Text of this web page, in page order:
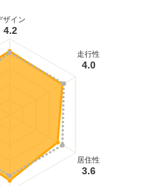
車内ディスプレイで操作、利用
2019.9）
ザイン
4.2
走行性
4.0
居住性
3.6